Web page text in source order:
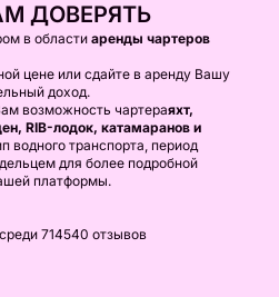
ДОВЕРЯТЬ
в области аренды чартеров
цене или сдайте в аренду Вашу
доход.
возможность чартераяхт,
RIB-лодок, катамаранов и
водного транспорта, период
для более подробной
платформы.
714540 отзывов